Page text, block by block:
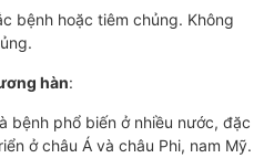
bệnh hoặc tiêm chủng. Không
hàn:
bệnh phổ biến ở nhiều n­­ước, đặc
ở châu Á và châu Phi, nam Mỹ.